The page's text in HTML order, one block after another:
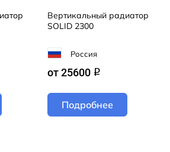
Вертикальный радиатор
SOLID 2300
Россия
от 25600 q
Подробнее